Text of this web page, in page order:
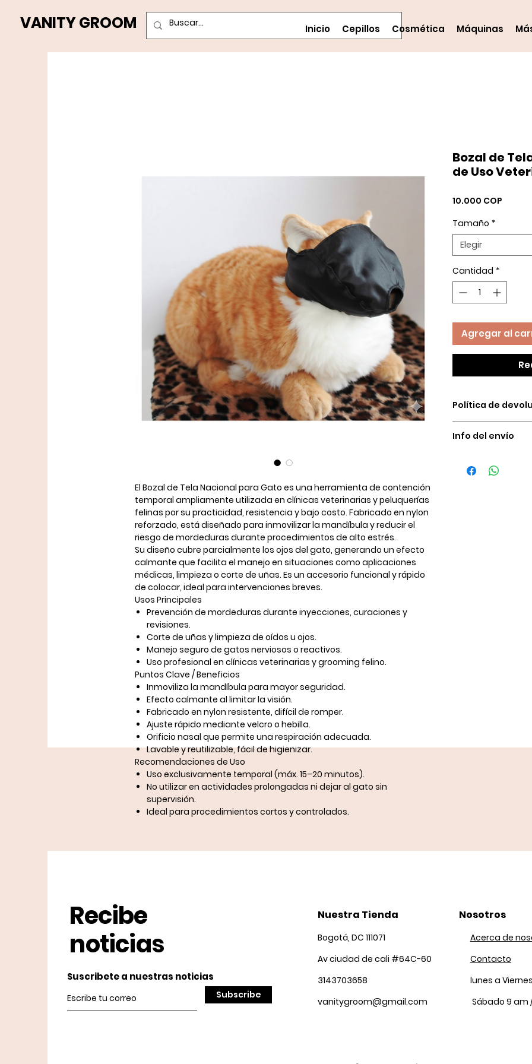
VANITY GROOM Inicio Cepillos Cosmética Máquinas
El Bozal de Tela Nacional para Gato es una herramienta de contención
temporal ampliamente utilizada en clínicas veterinarias y peluquerías
felinas por su practicidad, resistencia y bajo costo. Fabricado en nylon
reforzado, está diseñado para inmovilizar la mandíbula y reducir el
riesgo de mordeduras durante procedimientos de alto estrés.
Su diseño cubre parcialmente los ojos del gato, generando un efecto
calmante que facilita el manejo en situaciones como aplicaciones
médicas, limpieza o corte de uñas. Es un accesorio funcional y rápido
de colocar, ideal para intervenciones breves.
Usos Principales
Prevención de mordeduras durante inyecciones, curaciones y
revisiones.
Corte de uñas y limpieza de oídos u ojos.
Manejo seguro de gatos nerviosos o reactivos.
Uso profesional en clínicas veterinarias y grooming felino.
Puntos Clave / Beneficios
Inmoviliza la mandíbula para mayor seguridad.
Efecto calmante al limitar la visión.
Fabricado en nylon resistente, difícil de romper.
Ajuste rápido mediante velcro o hebilla.
Orificio nasal que permite una respiración adecuada.
Lavable y reutilizable, fácil de higienizar.
Recomendaciones de Uso
Uso exclusivamente temporal (máx. 15–20 minutos).
No utilizar en actividades prolongadas ni dejar al gato sin
supervisión.
Ideal para procedimientos cortos y controlados.
Bozal de
de Uso
10.000 COP
Tamaño *
Elegir
Cantidad *
Agregar al
Política de
del dinero son
El producto no
Calidad del
Info del envío
almacén el cual
Recibe
noticias
Suscribete a nuestras noticias
Subscribe
Nuestra Tienda
Bogotá, DC 111071
Av ciudad de cali #64C-60
3143703658
vanitygroom@gmail.com
Nosotros
Acerca de
Contacto
lunes a
Sábado 9 am